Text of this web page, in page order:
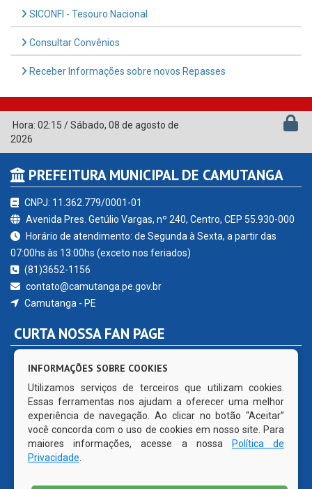
SICONFI - Tesouro Nacional
Consultar Convênios
Receber Informações sobre novos Repasses
Hora: 02:15 /Sábado, 08 de agosto de
2026
PREFEITURA MUNICIPAL DE CAMUTANGA
CNPJ: 11.362.779/0001-01
Avenida Pres. Getúlio Vargas, nº 240, Centro, CEP 55.930-000
Horário de atendimento: de Segunda à Sexta, a partir das
07:00hs às 13:00hs (exceto nos feriados)
(81)3652-1156
contato@camutanga.pe.gov.br
Camutanga - PE
CURTA NOSSA FAN PAGE
INFORMAÇÕES SOBRE COOKIES
Utilizamos serviços de terceiros que utilizam cookies.
Essas ferramentas nos ajudam a oferecer uma melhor
experiência de navegação. Ao clicar no botão “Aceitar”
você concorda com o uso de cookies em nosso site. Para
maiores informações, acesse a nossa
Política de
Privacidade